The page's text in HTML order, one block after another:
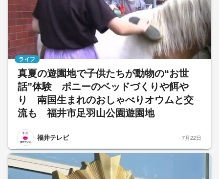
真夏の遊園地で子供たちが動物の“お世
話”体験 ポニーのベッドづくりや餌や
り 南国生まれのおしゃべりオウムと交
流も 福井市足羽山公園遊園地
福井テレビ
ライフ
7月22日